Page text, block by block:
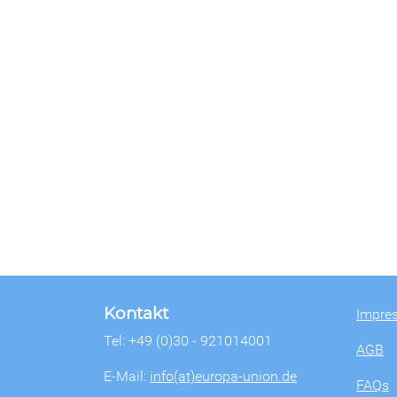
Kontakt
Tel: +49 (0)30 - 921014001
E-Mail: info(at)europa-union.de
AGB
FAQs